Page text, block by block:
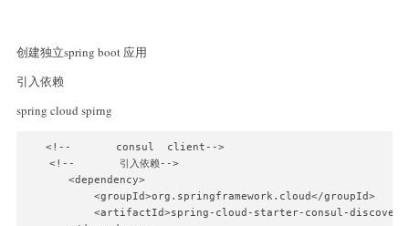
创建独立spring boot 应用
引入依赖
spring cloud spirng
   <!--       consul  client-->
    <!--       引入依赖-->
       <dependency>
           <groupId>org.springframework.cloud</groupId>
<artifactId>spring-cloud-starter-consul-